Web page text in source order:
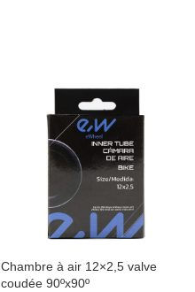
Chambre à air 12×2,5 valve
coudée 90ºx90º